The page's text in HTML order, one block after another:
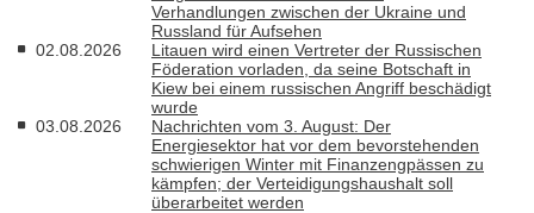
Verhandlungen zwischen der Ukraine und
Russland für Aufsehen
02.08.2026
Litauen wird einen Vertreter der Russischen
Föderation vorladen, da seine Botschaft in
Kiew bei einem russischen Angriff beschädigt
wurde
03.08.2026
Nachrichten vom 3. August: Der
Energiesektor hat vor dem bevorstehenden
schwierigen Winter mit Finanzengpässen zu
kämpfen; der Verteidigungshaushalt soll
überarbeitet werden